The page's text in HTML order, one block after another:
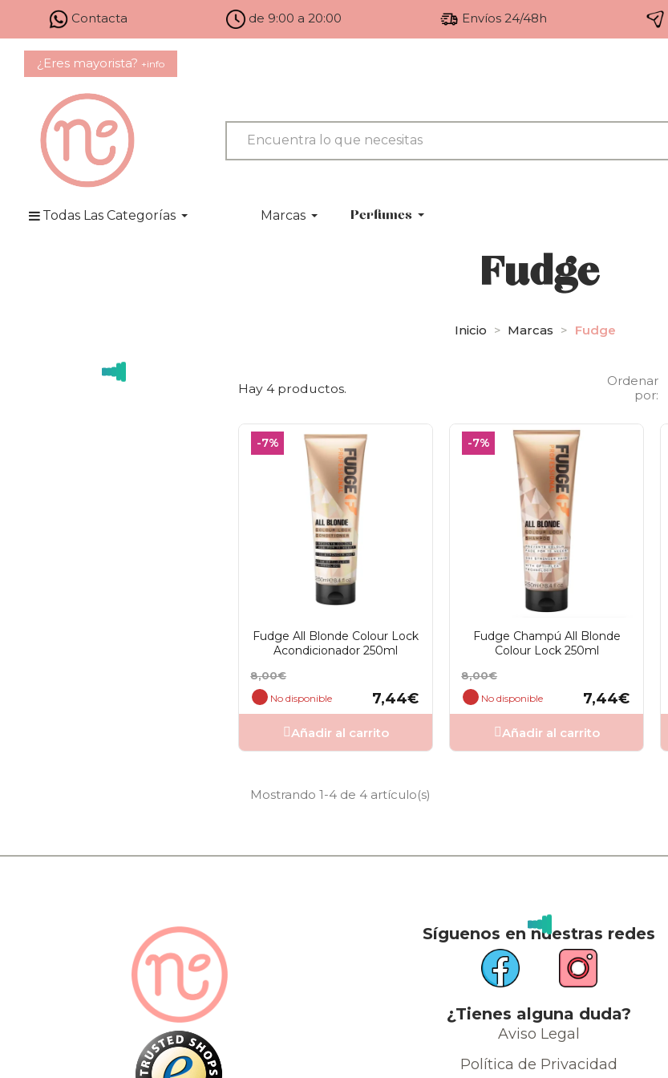
Contacta de 9:00 a 20:00 Envíos 24/48h
¿Eres mayorista? +info
Todas Las Categorías Marcas Perfumes
Fudge
Inicio Marcas Fudge
Hay 4 productos.
Ordenar
por:
-7%
Fudge All Blonde Colour Lock
Acondicionador 250ml
Precio
base
8,00€
No disponible
Precio
7,44€
Añadir al carrito
-7%
Fudge Champú All Blonde
Colour Lock 250ml
Precio
base
8,00€
No disponible
Precio
7,44€
Añadir al carrito
Mostrando 1-4 de 4 artículo(s)
Síguenos en nuestras redes
¿Tienes alguna duda?
Aviso Legal
Política de Privacidad